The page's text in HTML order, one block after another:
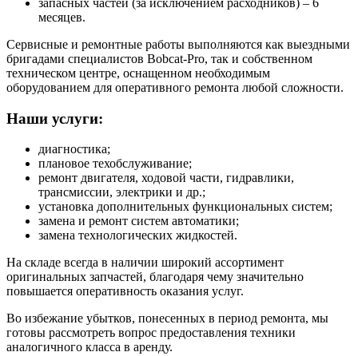
запасных частей (за исключением расходников) – 6
месяцев.
Сервисные и ремонтные работы выполняются как выездными
бригадами специалистов Bobcat-Pro, так и собственном
техническом центре, оснащенном необходимым
оборудованием для оперативного ремонта любой сложности.
Наши услуги:
диагностика;
плановое техобслуживание;
ремонт двигателя, ходовой части, гидравлики,
трансмиссии, электрики и др.;
установка дополнительных функциональных систем;
замена и ремонт систем автоматики;
замена технологических жидкостей.
На складе всегда в наличии широкий ассортимент
оригинальных запчастей, благодаря чему значительно
повышается оперативность оказания услуг.
Во избежание убытков, понесенных в период ремонта, мы
готовы рассмотреть вопрос предоставления техники
аналогичного класса в аренду.